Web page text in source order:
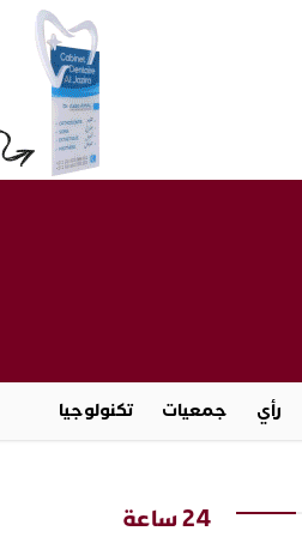
رأي جمعيات تكنولوجيا
24 ساعة